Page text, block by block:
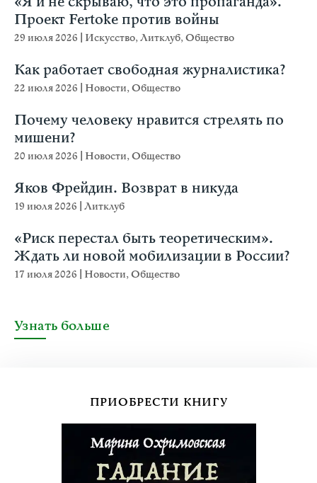
Проект Fertoke против войны
29 июля 2026 Искусство,Литклуб,Общество
Как работает свободная журналистика?
22 июля 2026 Новости,Общество
Почему человеку нравится стрелять по
мишени?
20 июля 2026 Новости,Общество
Яков Фрейдин. Возврат в никуда
19 июля 2026 Литклуб
«Риск перестал быть теоретическим».
Ждать ли новой мобилизации в России?
17 июля 2026 Новости,Общество
Узнать больше
ПРИОБРЕСТИ КНИГУ